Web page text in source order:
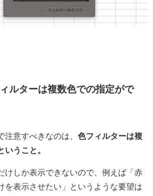
ルターは複数色での指定がで
注意すべきなのは、 色フィルターは複
いうこと。
けしか表示できないので、例えば「赤
を表示させたい」というような要望は